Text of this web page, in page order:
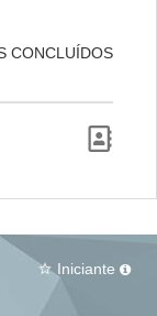
CONCLUÍDOS
star_border Iniciante